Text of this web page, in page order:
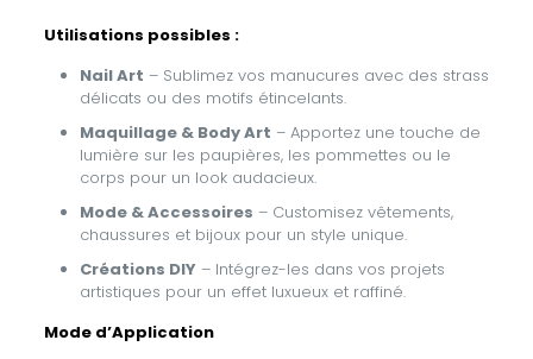
Utilisations possibles :
Nail Art – Sublimez vos manucures avec des strass
délicats ou des motifs étincelants.
Maquillage & Body Art – Apportez une touche de
lumière sur les paupières, les pommettes ou le
corps pour un look audacieux.
Mode & Accessoires – Customisez vêtements,
chaussures et bijoux pour un style unique.
Créations DIY– Intégrez-les dans vos projets
artistiques pour un effet luxueux et raffiné.
Mode d’Application